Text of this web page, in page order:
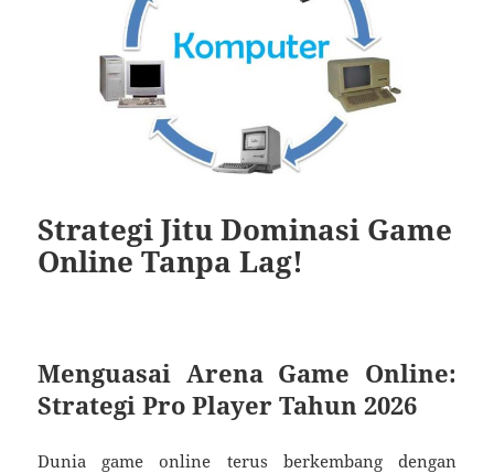
Strategi Jitu Dominasi Game
Online Tanpa Lag!
Menguasai Arena Game Online:
Strategi Pro Player Tahun 2026
Dunia game online terus berkembang dengan